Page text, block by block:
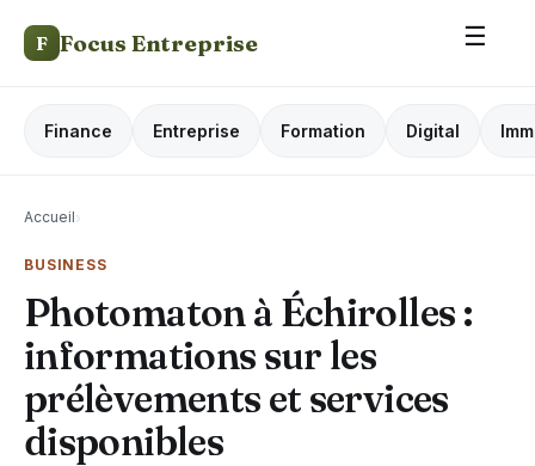
F Focus Entreprise ☰
Finance Entreprise Formation Digital
Accueil›
BUSINESS
Photomaton à Échirolles :
informations sur les
prélèvements et services
disponibles